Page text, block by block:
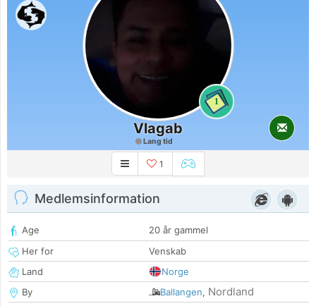
1
Vlagab
Lang tid
1
Medlemsinformation
Age
20 år gammel
Her for
Venskab
Land
Norge
By
Ballangen, Nordland